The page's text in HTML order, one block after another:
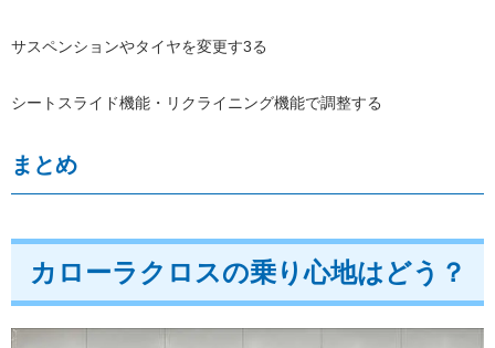
サスペンションやタイヤを変更す3る
シートスライド機能・リクライニング機能で調整する
まとめ
カローラクロスの乗り心地はどう？